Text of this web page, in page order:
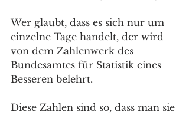
Wer glaubt, dass es sich nur um
einzelne Tage handelt, der wird
von dem Zahlenwerk des
Bundesamtes für Statistik eines
Besseren belehrt.
Diese Zahlen sind so, dass man sie